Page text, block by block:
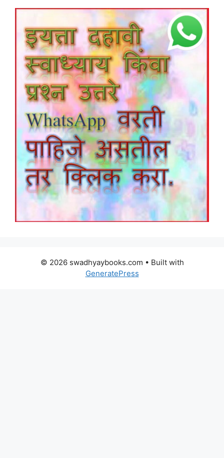
© 2026 swadhyaybooks.com • Built with
GeneratePress